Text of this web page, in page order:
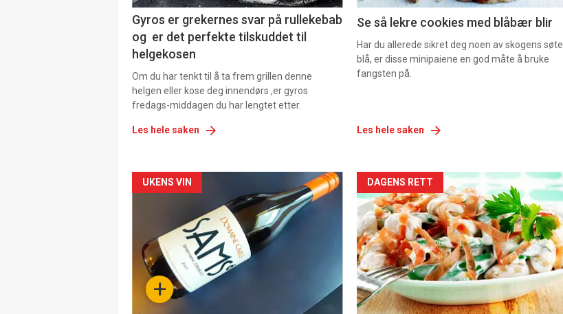
Gyros er grekernes svar på rullekebab
og er det perfekte tilskuddet til
helgekosen
Om du har tenkt til å ta frem grillen denne
helgen eller kose deg innendørs ,er gyros
fredags-middagen du har lengtet etter.
Les hele saken
Se så lekre cookies med blåbær blir
Har du allerede sikret deg noen av skogens søte
blå, er disse minipaiene en god måte å bruke
fangsten på.
Les hele saken
Forsiden
akkurat
nå
-
+
UKENS VIN
Forsiden
akkurat
nå
-
5
DAGENS RETT